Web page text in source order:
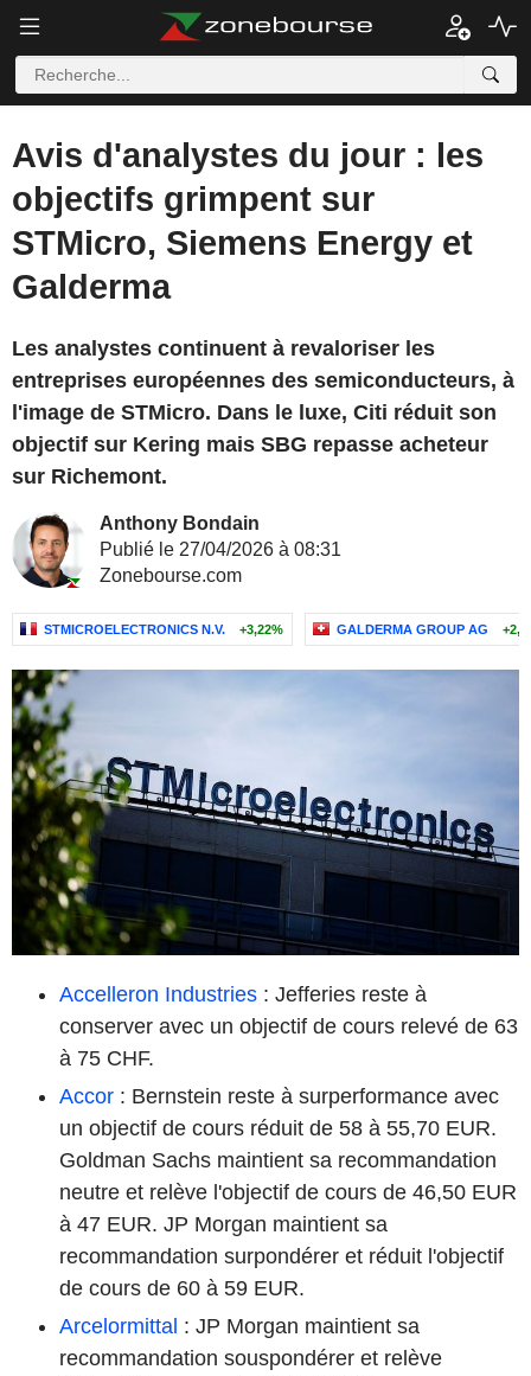
Avis d'analystes du jour : les
objectifs grimpent sur
STMicro, Siemens Energy et
Galderma
Les analystes continuent à revaloriser les
entreprises européennes des semiconducteurs, à
l'image de STMicro. Dans le luxe, Citi réduit son
objectif sur Kering mais SBG repasse acheteur
sur Richemont.
Anthony Bondain
Publié le 27/04/2026 à 08:31
Zonebourse.com
STMICROELECTRONICS N.V. +3,22% GALDERMA GROUP AG
Accelleron Industries : Jefferies reste à
conserver avec un objectif de cours relevé de 63
à 75 CHF.
Accor : Bernstein reste à surperformance avec
un objectif de cours réduit de 58 à 55,70 EUR.
Goldman Sachs maintient sa recommandation
neutre et relève l'objectif de cours de 46,50 EUR
à 47 EUR. JP Morgan maintient sa
recommandation surpondérer et réduit l'objectif
de cours de 60 à 59 EUR.
Arcelormittal : JP Morgan maintient sa
recommandation souspondérer et relève